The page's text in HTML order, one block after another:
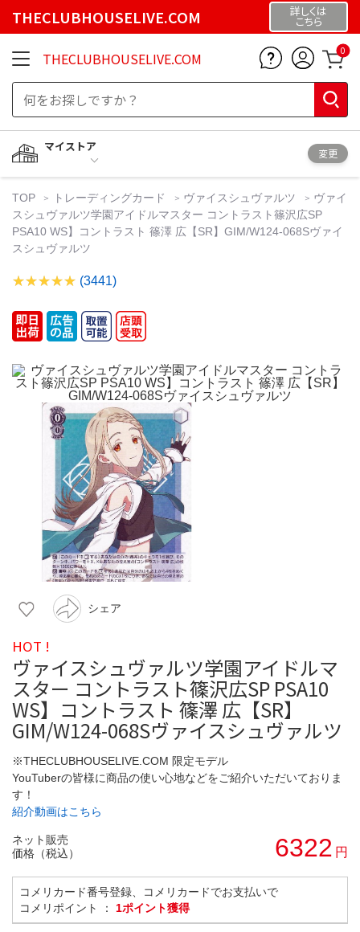
THECLUBHOUSELIVE.COM 詳しくは
こちら
THECLUBHOUSELIVE.COM 0
マイストア
変更
TOP トレーディングカード ヴァイスシュヴァルツ
ヴァイ
スシュヴァルツ学園アイドルマスター コントラスト篠沢広SP
PSA10 WS】コントラスト 篠澤 広【SR】GIM/W124-068Sヴァイ
スシュヴァルツ
(3441)
シェア
HOT !
ヴァイスシュヴァルツ学園アイドルマ
スター コントラスト篠沢広SP PSA10
WS】コントラスト 篠澤 広【SR】
GIM/W124-068Sヴァイスシュヴァルツ
※THECLUBHOUSELIVE.COM 限定モデル
YouTuberの皆様に商品の使い心地などをご紹介いただいておりま
す！
紹介動画はこちら
ネット販売
価格（税込）
6322 円
コメリカード番号登録、コメリカードでお支払いで
コメリポイント ： 1ポイント獲得